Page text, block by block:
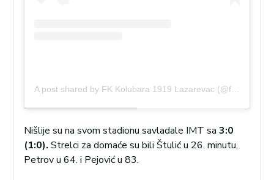
A post shared by FK Kolubara 1919 Lazarevac (@fkkolubara.1919)
Nišlije su na svom stadionu savladale IMT sa 3:0
(1:0). Strelci za domaće su bili Štulić u 26. minutu,
Petrov u 64. i Pejović u 83.